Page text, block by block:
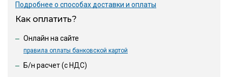
Подробнее о способах доставки и оплаты
Как оплатить?
Онлайн на сайте
правила оплаты банковской картой
Б/н расчет (c НДС)